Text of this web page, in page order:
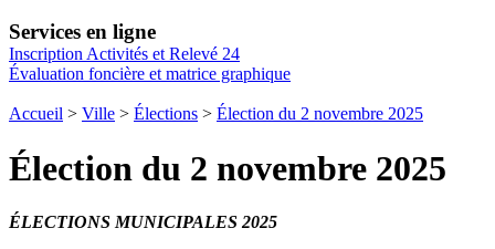
Services en ligne
Inscription Activités et Relevé 24
Évaluation foncière et matrice graphique
Accueil > Ville > Élections > Élection du 2 novembre 2025
Élection du 2 novembre 2025
ÉLECTIONS MUNICIPALES 2025